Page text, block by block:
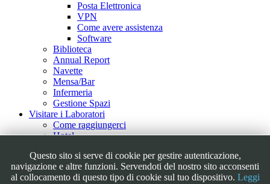
Posta Elettronica
VPN
Come avere assistenza
Software
Biblioteca
Annual Report
Navette
Mensa/Bar
Infermeria
Gestione Spazi
Visitare i Laboratori
Come raggiungerci
Hotel
Tour Virtuale
Outreach
Educational
Questo sito si serve di cookie per gestire autenticazione,
navigazione e altre funzioni. Servendoti del nostro sito acconsenti
al collocamento di questo tipo di cookie sul tuo dispositivo. Leggi